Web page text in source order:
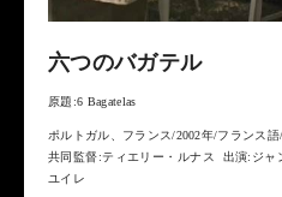
六つのバガテル
原題:6 Bagatelas
ポルトガル、フランス/2002年/フランス
共同監督:ティエリー・ルナス 出演:ジャ
ユイレ